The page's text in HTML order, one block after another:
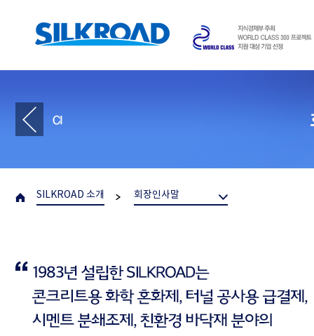
SILKROAD 소개 회장인사말